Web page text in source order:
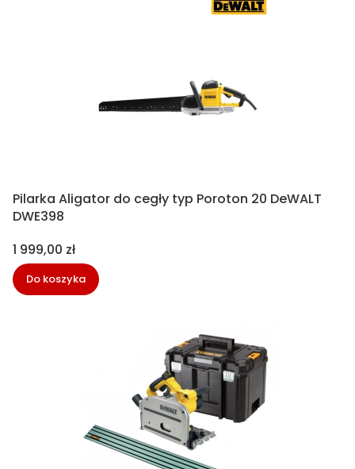
Pilarka Aligator do cegły typ Poroton 20 DeWALT
DWE398
Cena
1 999,00 zł
Do koszyka